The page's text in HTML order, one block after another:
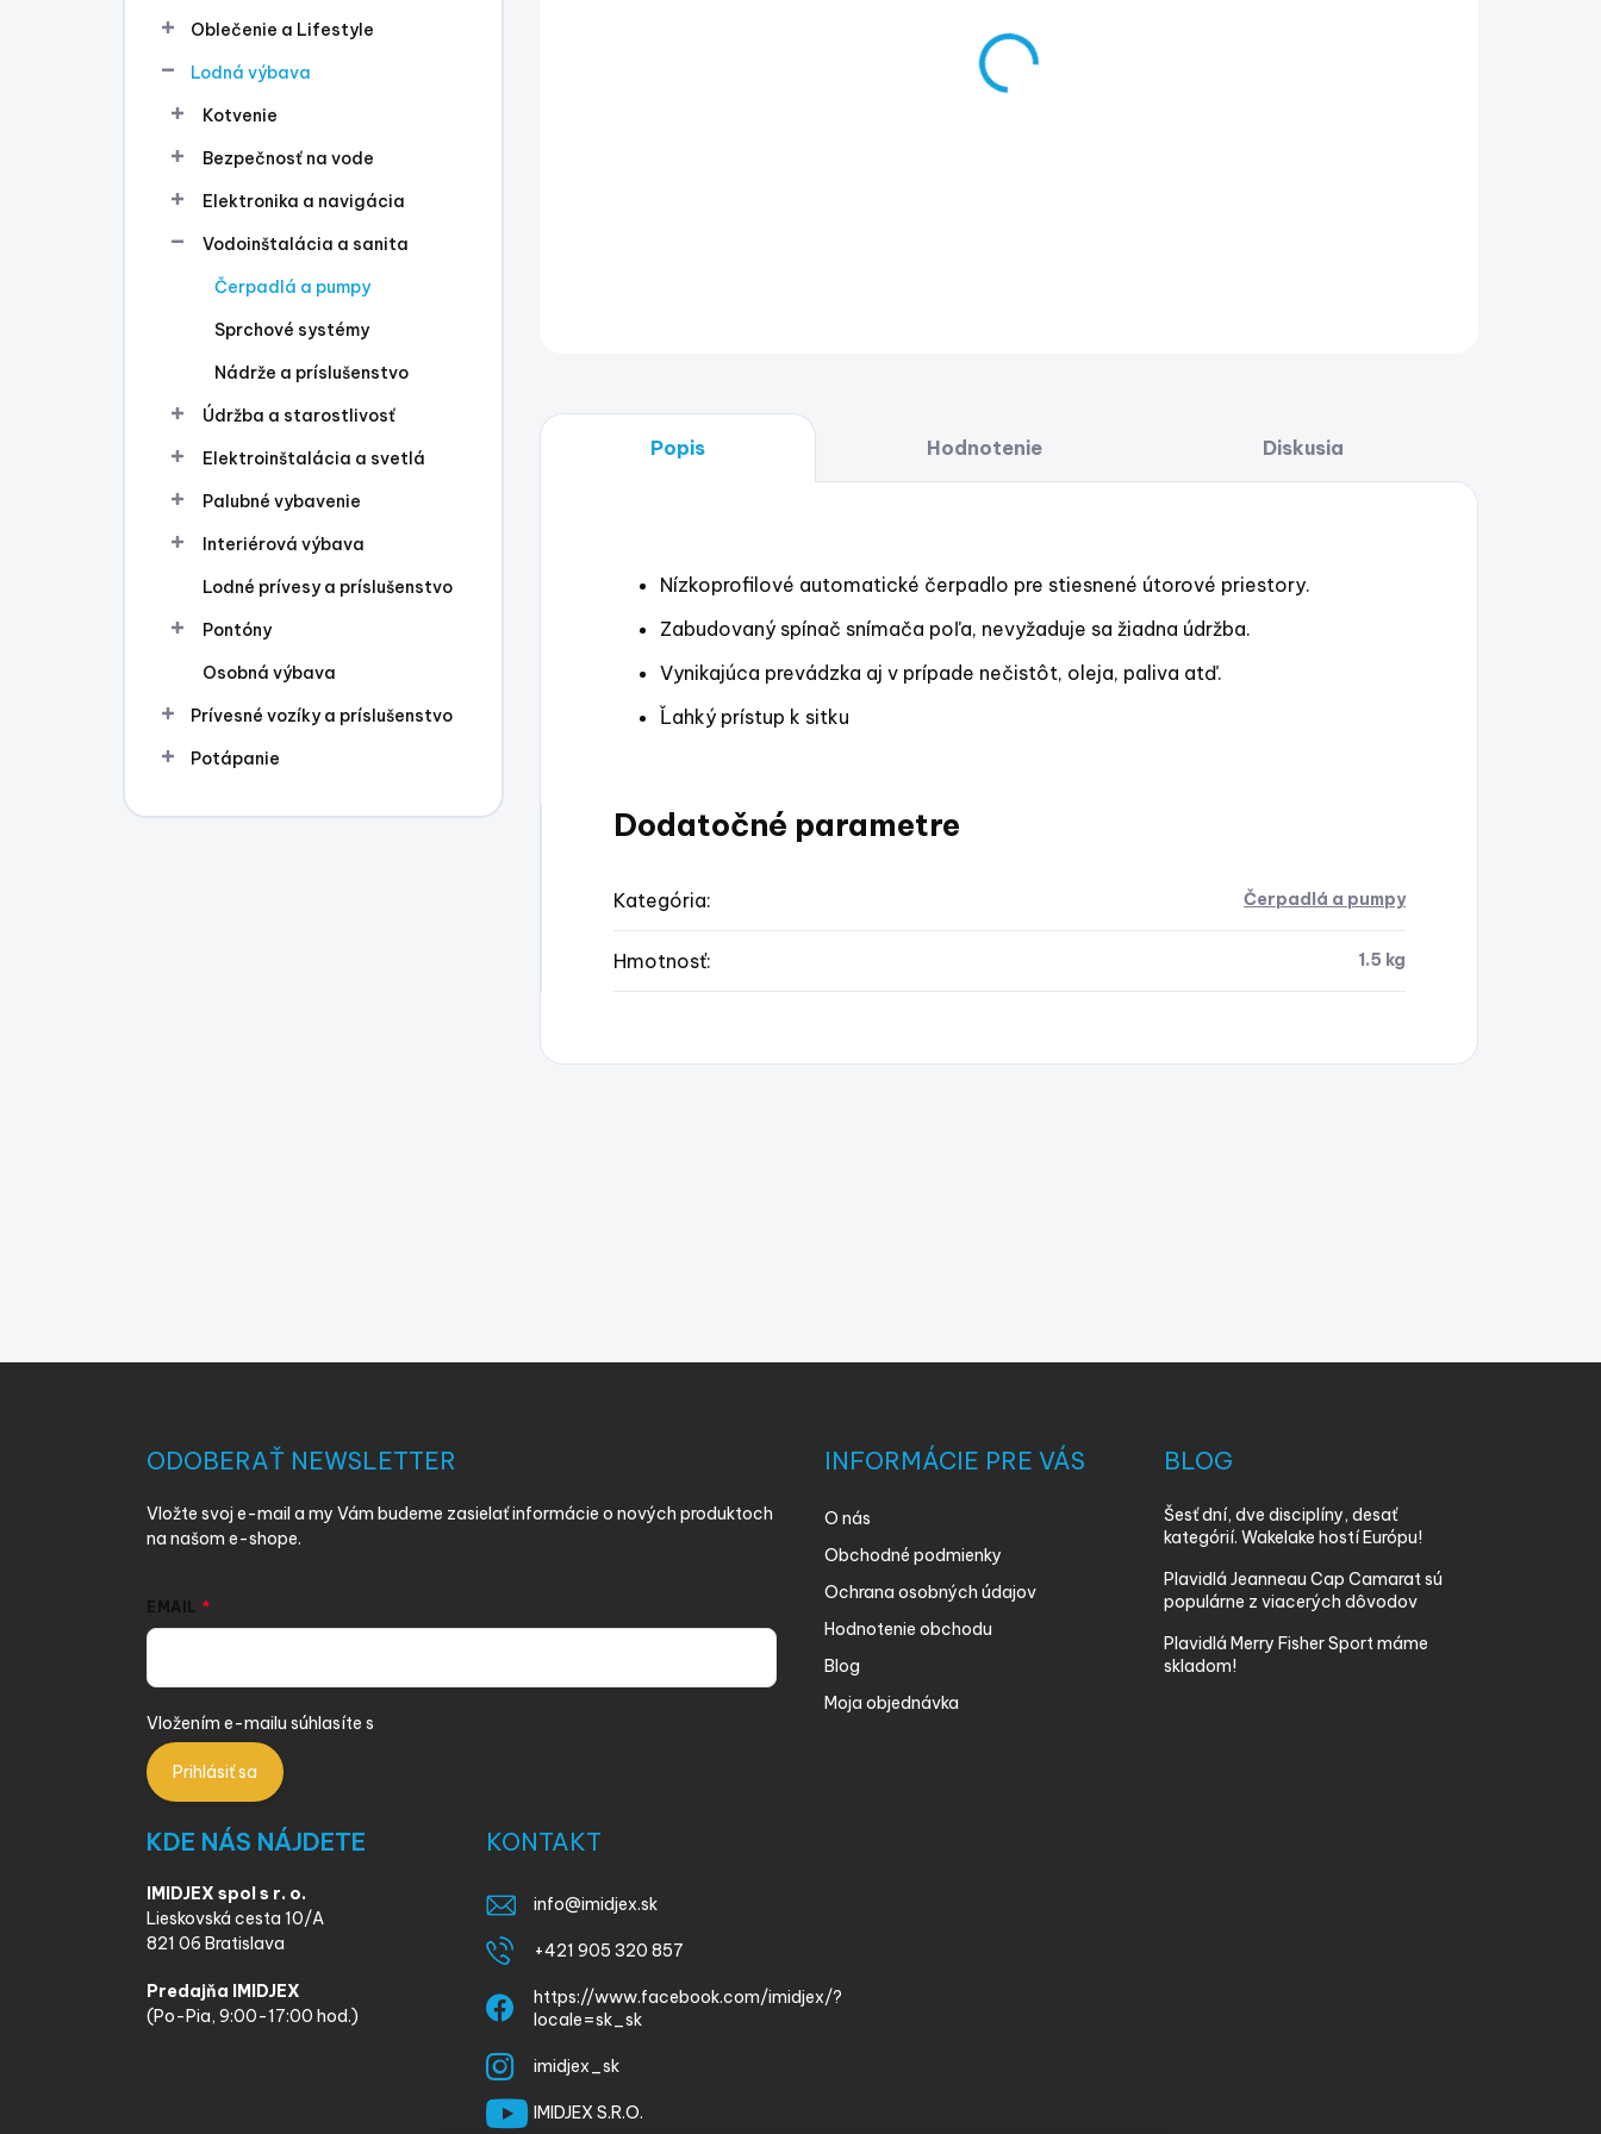
Oblečenie a Lifestyle
Lodná výbava
Kotvenie
Bezpečnosť na vode
Elektronika a navigácia
Vodoinštalácia a sanita
Čerpadlá a pumpy
Sprchové systémy
Nádrže a príslušenstvo
Údržba a starostlivosť
Elektroinštalácia a svetlá
Palubné vybavenie
Interiérová výbava
Lodné prívesy a príslušenstvo
Pontóny
Osobná výbava
Prívesné vozíky a príslušenstvo
Potápanie
Popis Hodnotenie Diskusia
Nízkoprofilové automatické čerpadlo pre stiesnené útorové priestory.
Zabudovaný spínač snímača poľa, nevyžaduje sa žiadna údržba.
Vynikajúca prevádzka aj v prípade nečistôt, oleja, paliva atď.
Ľahký prístup k sitku
Dodatočné parametre
Kategória: Čerpadlá a pumpy
Hmotnosť: 1.5 kg
ODOBERAŤ NEWSLETTER
Vložte svoj e-mail a my Vám budeme zasielať informácie o nových produktoch
na našom e-shope.
EMAIL
Vložením e-mailu súhlasíte s
Prihlásiť sa
INFORMÁCIE PRE VÁS
O nás
Obchodné podmienky
Ochrana osobných údajov
Hodnotenie obchodu
Blog
Moja objednávka
BLOG
Šesť dní, dve disciplíny, desať
kategórií. Wakelake hostí Európu!
Plavidlá Jeanneau Cap Camarat sú
populárne z viacerých dôvodov
Plavidlá Merry Fisher Sport máme
skladom!
KDE NÁS NÁJDETE
IMIDJEX spol s r. o.
Lieskovská cesta 10/A
821 06 Bratislava
Predajňa IMIDJEX
(Po-Pia, 9:00-17:00 hod.)
KONTAKT
info@imidjex.sk
+421 905 320 857
https://www.facebook.com/imidjex/?
locale=sk_sk
imidjex_sk
IMIDJEX S.R.O.